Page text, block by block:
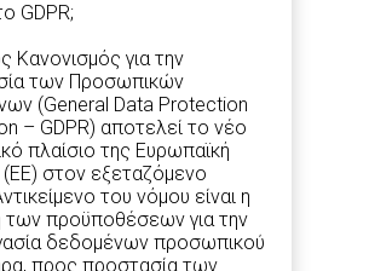
GDPR;
Κανονισμός για την
των Προσωπικών
(General Data Protection
– GDPR) αποτελεί το νέο
πλαίσιο της Ευρωπαϊκή
στον εξεταζόμενο
του νόμου είναι η
των προϋποθέσεων για την
δεδομένων προσωπικού
προς προστασία των